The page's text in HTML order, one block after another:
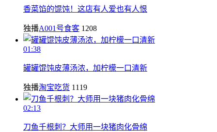
香菜馅的馄饨！这店有人爱也有人恨
独播A001号食客 1208
01:38
罐罐馄饨皮薄汤浓，加柠檬一口清新
独播淘宝吃货 1119
02:13
刀鱼千根刺？大师用一块猪肉化骨绵